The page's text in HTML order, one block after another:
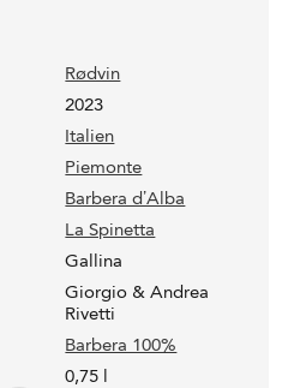
Rødvin
2023
Italien
Piemonte
Barbera d’Alba
La Spinetta
Gallina
Giorgio & Andrea
Rivetti
Barbera 100%
0,75 l